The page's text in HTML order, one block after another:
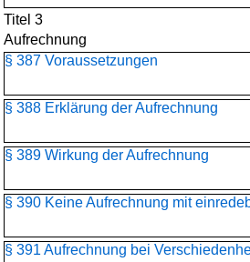
Titel 3
Aufrechnung
§ 387 Voraussetzungen
§ 388 Erklärung der Aufrechnung
§ 389 Wirkung der Aufrechnung
§ 390 Keine Aufrechnung mit
§ 391 Aufrechnung bei